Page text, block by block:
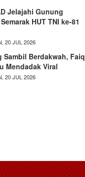
Jelajahi Gunung
HUT TNI ke-81
20 JUL 2026
Sambil Berdakwah, Faiq
Mendadak Viral
20 JUL 2026